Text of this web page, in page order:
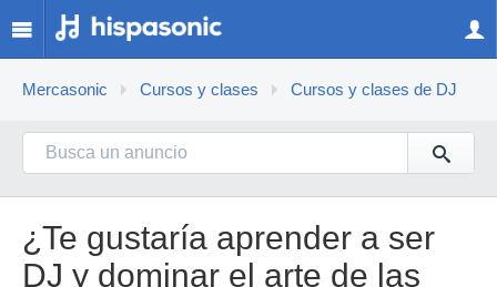
Mercasonic Cursos y clases Cursos y clases de DJ
¿Te gustaría aprender a ser
DJ y dominar el arte de las